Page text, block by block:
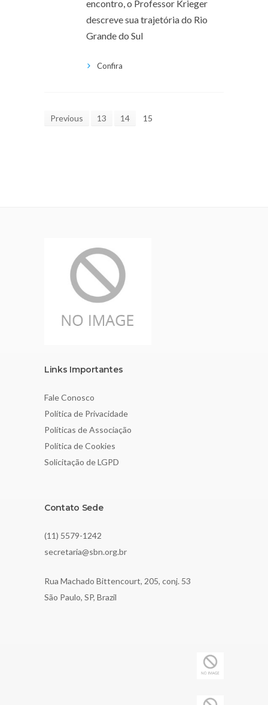
encontro, o Professor Krieger
descreve sua trajetória do Rio
Grande do Sul
Confira
Previous 13 14 15
Links Importantes
Fale Conosco
Política de Privacidade
Políticas de Associação
Política de Cookies
Solicitação de LGPD
Contato Sede
(11) 5579-1242
secretaria@sbn.org.br
Rua Machado Bittencourt, 205, conj. 53
São Paulo, SP, Brazil